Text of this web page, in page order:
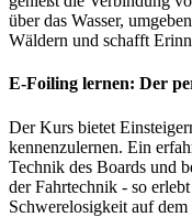
über das Wasser,
Wäldern und schafft
E-Foiling lernen: Der
Der Kurs bietet
kennenzulernen. Ein
Technik des Boards und
der Fahrtechnik - so
Schwerelosigkeit auf dem